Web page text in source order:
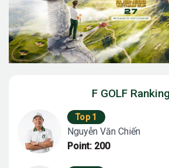
F GOLF Ranking
Top 1
Nguyễn Văn Chiến
Point: 200